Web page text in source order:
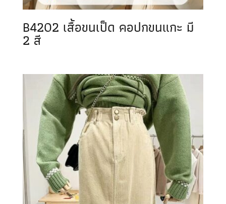
B4202 เสื้อขนเป็ด คอปกขนแกะ มี
2 สี